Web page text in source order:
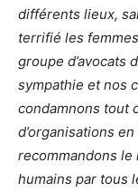
différents lieux,
terrifié les
groupe d’avocats
sympathie et nos
condamnons tout
d’organisations
recommandons
humains par tous